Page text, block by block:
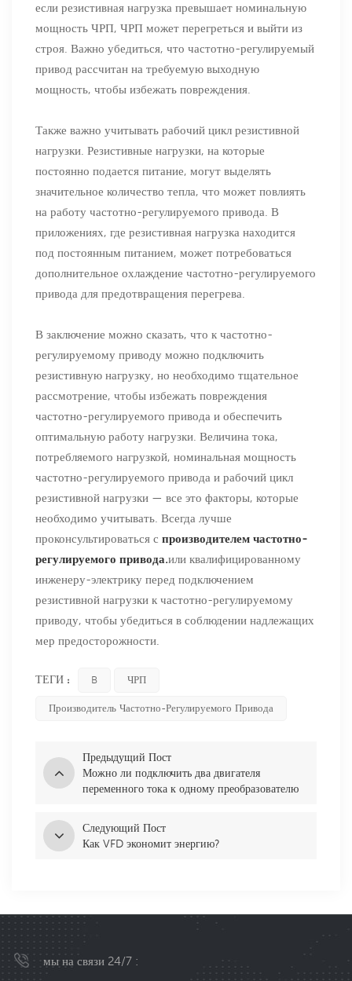
если резистивная нагрузка превышает номинальную
мощность ЧРП, ЧРП может перегреться и выйти из
строя. Важно убедиться, что частотно-регулируемый
привод рассчитан на требуемую выходную
мощность, чтобы избежать повреждения.
Также важно учитывать рабочий цикл резистивной
нагрузки. Резистивные нагрузки, на которые
постоянно подается питание, могут выделять
значительное количество тепла, что может повлиять
на работу частотно-регулируемого привода. В
приложениях, где резистивная нагрузка находится
под постоянным питанием, может потребоваться
дополнительное охлаждение частотно-регулируемого
привода для предотвращения перегрева.
В заключение можно сказать, что к частотно-
регулируемому приводу можно подключить
резистивную нагрузку, но необходимо тщательное
рассмотрение, чтобы избежать повреждения
частотно-регулируемого привода и обеспечить
оптимальную работу нагрузки. Величина тока,
потребляемого нагрузкой, номинальная мощность
частотно-регулируемого привода и рабочий цикл
резистивной нагрузки — все это факторы, которые
необходимо учитывать. Всегда лучше
проконсультироваться с производителем частотно-
регулируемого привода.или квалифицированному
инженеру-электрику перед подключением
резистивной нагрузки к частотно-регулируемому
приводу, чтобы убедиться в соблюдении надлежащих
мер предосторожности.
ТЕГИ : B ЧРП
Производитель Частотно-Регулируемого Привода
Предыдущий Пост
Можно ли подключить два двигателя
переменного тока к одному преобразователю
Следующий Пост
Как VFD экономит энергию?
мы на связи 24/7 :